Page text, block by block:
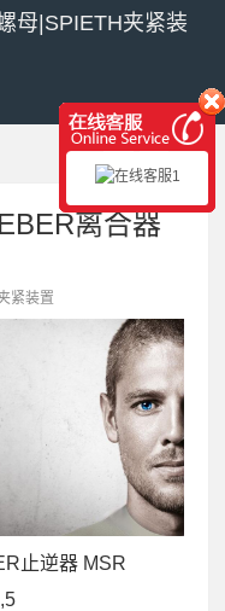
母|SPIETH夹紧装
展开菜单
离合器
紧装置
止逆器 MSR